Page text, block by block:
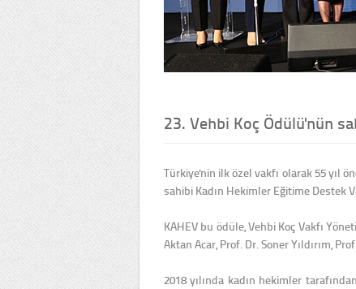
23. Vehbi Koç Ödülü'nün
Türkiye'nin ilk özel vakfı olarak 55 yıl
sahibi Kadın Hekimler Eğitime Destek
KAHEV bu ödüle, Vehbi Koç Vakfı
Aktan Acar, Prof. Dr. Soner Yıldırım,
2018 yılında kadın hekimler